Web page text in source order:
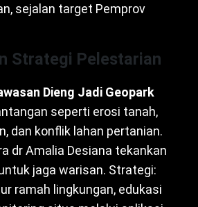
sejalan target Pemprov
Strategi Pelestarian
Dieng Jadi Geopark
seperti erosi tanah,
dan konflik lahan pertanian.
dr Amalia Desiana tekankan
jaga warisan. Strategi:
ramah lingkungan, edukasi